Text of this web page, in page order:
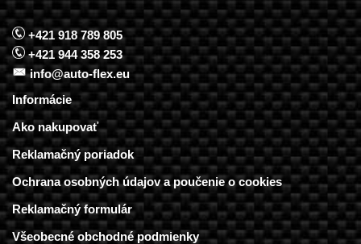
+421 918 789 805
+421 944 358 253
info@auto-flex.eu
Informácie
Ako nakupovať
Reklamačný poriadok
Ochrana osobných údajov a poučenie o cookies
Reklamačný formulár
Všeobecné obchodné podmienky